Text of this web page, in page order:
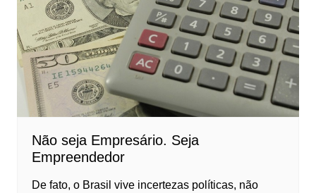
Não seja Empresário. Seja
Empreendedor
De fato, o Brasil vive incertezas políticas, não